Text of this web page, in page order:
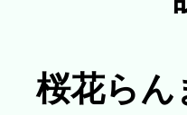
んのこ